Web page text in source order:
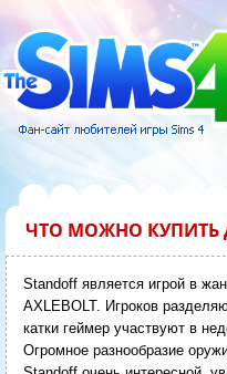
ЧТО МОЖНО КУПИТЬ
Standoff является игрой в
AXLEBOLT. Игроков
катки геймер участвуют в
Огромное разнообразие